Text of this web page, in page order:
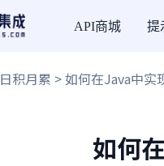
API商城 提
日积月累 > 如何在Java中实
如何